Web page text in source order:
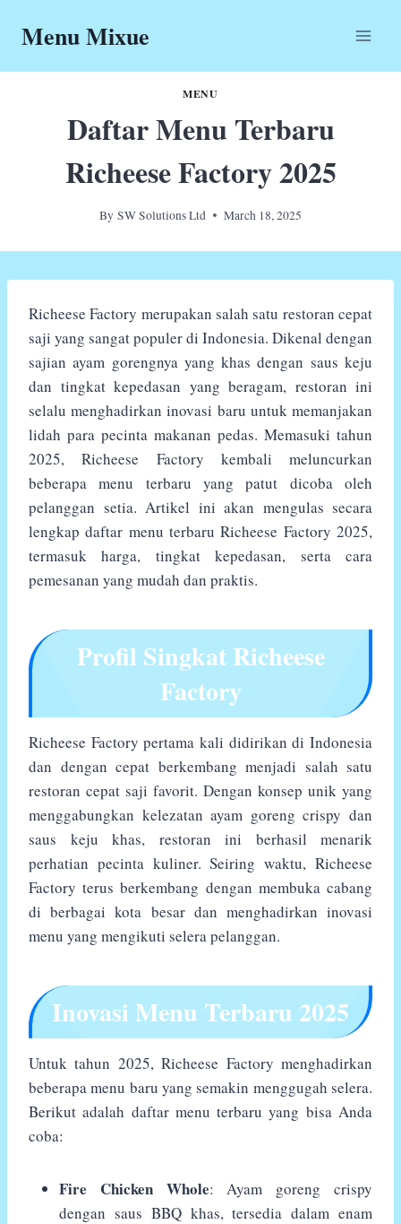
Menu Mixue
MENU
Daftar Menu Terbaru
Richeese Factory 2025
By SW Solutions Ltd March 18, 2025
Richeese Factory merupakan salah satu restoran cepat
saji yang sangat populer di Indonesia. Dikenal dengan
sajian ayam gorengnya yang khas dengan saus keju
dan tingkat kepedasan yang beragam, restoran ini
selalu menghadirkan inovasi baru untuk memanjakan
lidah para pecinta makanan pedas. Memasuki tahun
2025, Richeese Factory kembali meluncurkan
beberapa menu terbaru yang patut dicoba oleh
pelanggan setia. Artikel ini akan mengulas secara
lengkap daftar menu terbaru Richeese Factory 2025,
termasuk harga, tingkat kepedasan, serta cara
pemesanan yang mudah dan praktis.
Profil Singkat Richeese
Factory
Richeese Factory pertama kali didirikan di Indonesia
dan dengan cepat berkembang menjadi salah satu
restoran cepat saji favorit. Dengan konsep unik yang
menggabungkan kelezatan ayam goreng crispy dan
saus keju khas, restoran ini berhasil menarik
perhatian pecinta kuliner. Seiring waktu, Richeese
Factory terus berkembang dengan membuka cabang
di berbagai kota besar dan menghadirkan inovasi
menu yang mengikuti selera pelanggan.
Inovasi Menu Terbaru 2025
Untuk tahun 2025, Richeese Factory menghadirkan
beberapa menu baru yang semakin menggugah selera.
Berikut adalah daftar menu terbaru yang bisa Anda
coba:
Fire Chicken Whole: Ayam goreng crispy
dengan saus BBQ khas, tersedia dalam enam